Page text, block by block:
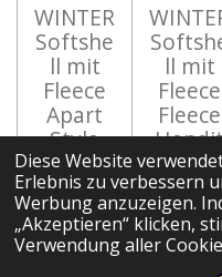
Diese Website
Erlebnis zu verbessern
Werbung anzuzeigen.
„Akzeptieren“ klicken,
Verwendung aller
WINTER
Softshe
ll mit
Fleece
Apart
Style
Silikon
Vollbes
atz
38+40
ll mit
Fleece
Fleece
asche-
- Grip
Full 38
+40